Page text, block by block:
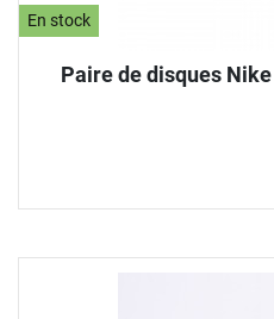
En stock
Paire de disques